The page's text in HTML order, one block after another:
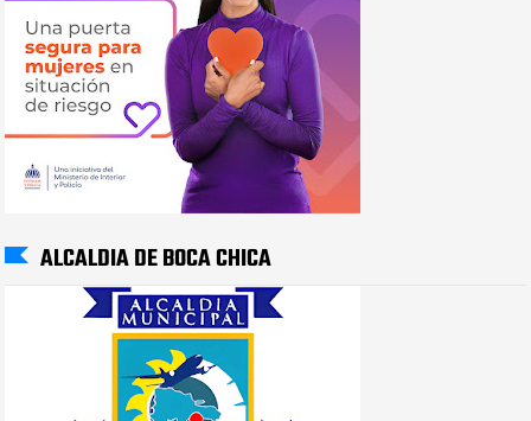
ALCALDIA DE BOCA CHICA